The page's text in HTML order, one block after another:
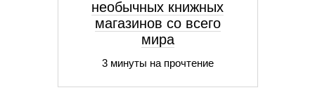
необычных книжных
магазинов со всего
мира
3 минуты на прочтение